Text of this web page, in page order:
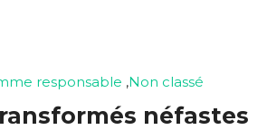
responsable ,Non classé
néfastes